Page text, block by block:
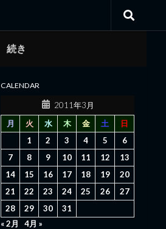
続き
CALENDAR
2011年3月
月
火 水 木 金 土
日
1
2 3 4 5
6
7
8 9 10 11 12
13
14
15 16 17 18 19
20
21
22 23 24 25 26
27
28
29 30
31
« 2月
4月 »